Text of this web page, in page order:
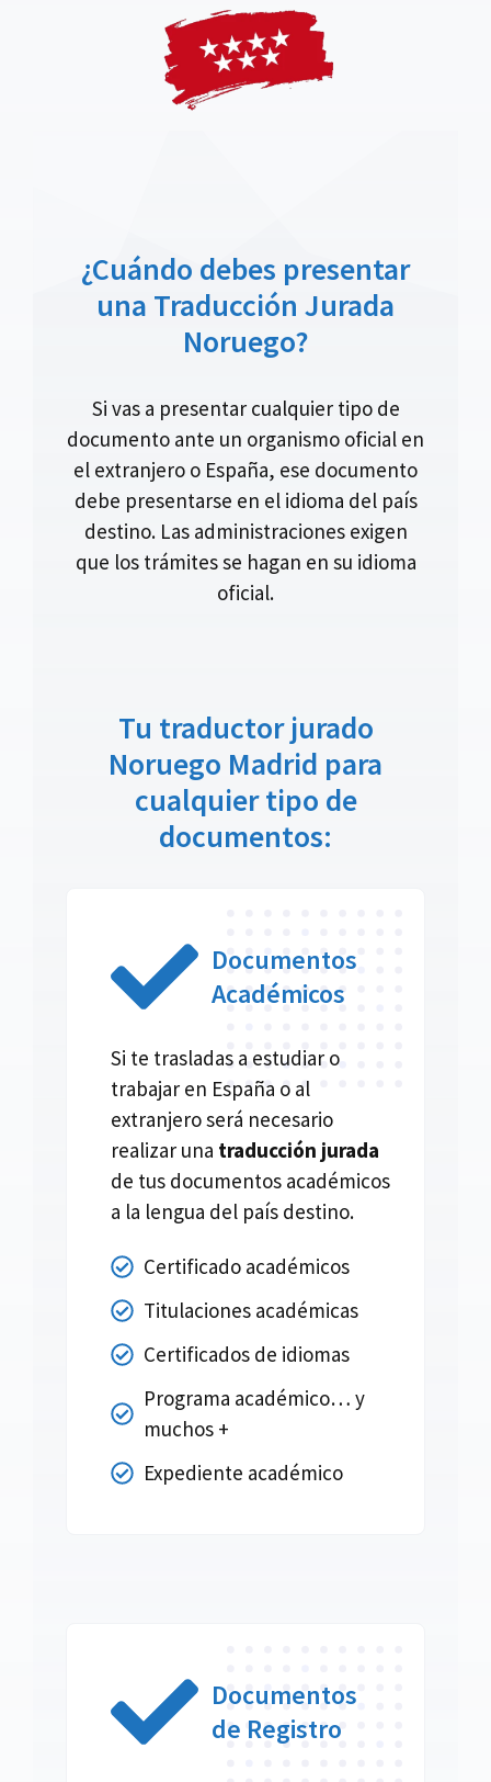
¿Cuándo debes presentar
una Traducción Jurada
Noruego?
Si vas a presentar cualquier tipo de
documento ante un organismo oficial en
el extranjero o España, ese documento
debe presentarse en el idioma del país
destino. Las administraciones exigen
que los trámites se hagan en su idioma
oficial.
Tu traductor jurado
Noruego Madrid para
cualquier tipo de
documentos:
Documentos
Académicos
Si te trasladas a estudiar o
trabajar en España o al
extranjero será necesario
realizar una traducción jurada
de tus documentos académicos
a la lengua del país destino.
Certificado académicos
Titulaciones académicas
Certificados de idiomas
Programa académico… y
muchos +
Expediente académico
Documentos
de Registro